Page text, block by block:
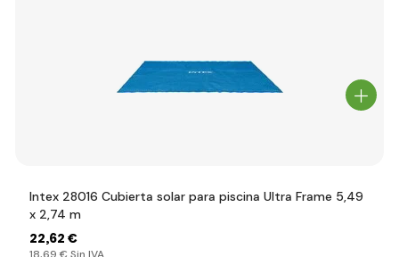
Intex 28016 Cubierta solar para piscina Ultra Frame 5,49
x 2,74 m
22,62 €